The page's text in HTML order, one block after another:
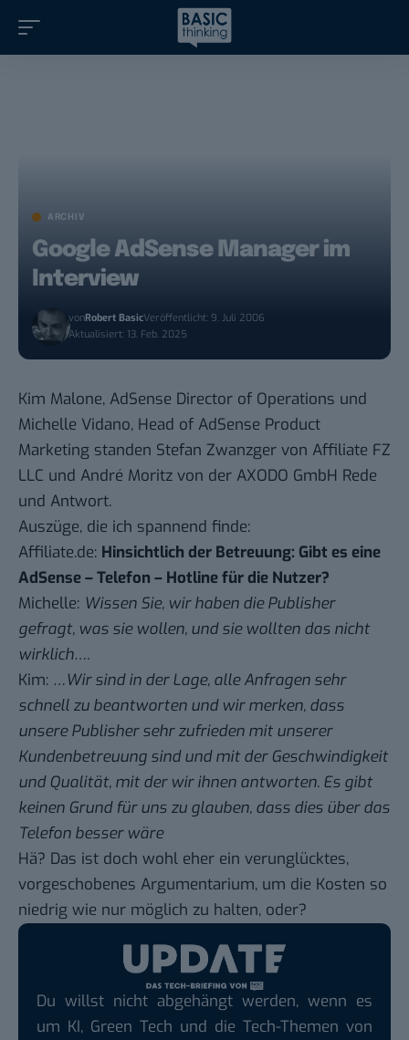
ARCHIV
Google AdSense Manager im
Interview
vonRobert BasicVeröffentlicht: 9. Juli 2006
Aktualisiert: 13. Feb. 2025
Kim Malone, AdSense Director of Operations und
Michelle Vidano, Head of AdSense Product
Marketing standen Stefan Zwanzger von Affiliate FZ
LLC und André Moritz von der AXODO GmbH Rede
und Antwort.
Auszüge, die ich spannend finde:
Affiliate.de: Hinsichtlich der Betreuung: Gibt es eine
AdSense – Telefon – Hotline für die Nutzer?
Michelle: Wissen Sie, wir haben die Publisher
gefragt, was sie wollen, und sie wollten das nicht
wirklich….
Kim: …Wir sind in der Lage, alle Anfragen sehr
schnell zu beantworten und wir merken, dass
unsere Publisher sehr zufrieden mit unserer
Kundenbetreuung sind und mit der Geschwindigkeit
und Qualität, mit der wir ihnen antworten. Es gibt
keinen Grund für uns zu glauben, dass dies über das
Telefon besser wäre
Hä? Das ist doch wohl eher ein verunglücktes,
vorgeschobenes Argumentarium, um die Kosten so
niedrig wie nur möglich zu halten, oder?
Du willst nicht abgehängt werden, wenn es
um KI, Green Tech und die Tech-Themen von